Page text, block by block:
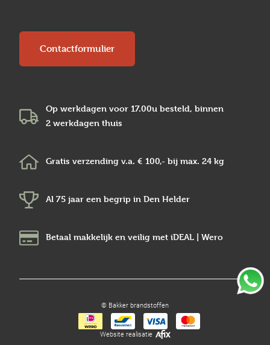
Contactformulier
Op werkdagen voor 17.00u besteld, binnen
2 werkdagen thuis
Gratis verzending v.a. € 100,- bij max. 24 kg
Al 75 jaar een begrip in Den Helder
Betaal makkelijk en veilig met iDEAL | Wero
© Bakker brandstoffen
Website realisatie